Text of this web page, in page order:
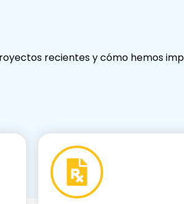
recientes y cómo hemos